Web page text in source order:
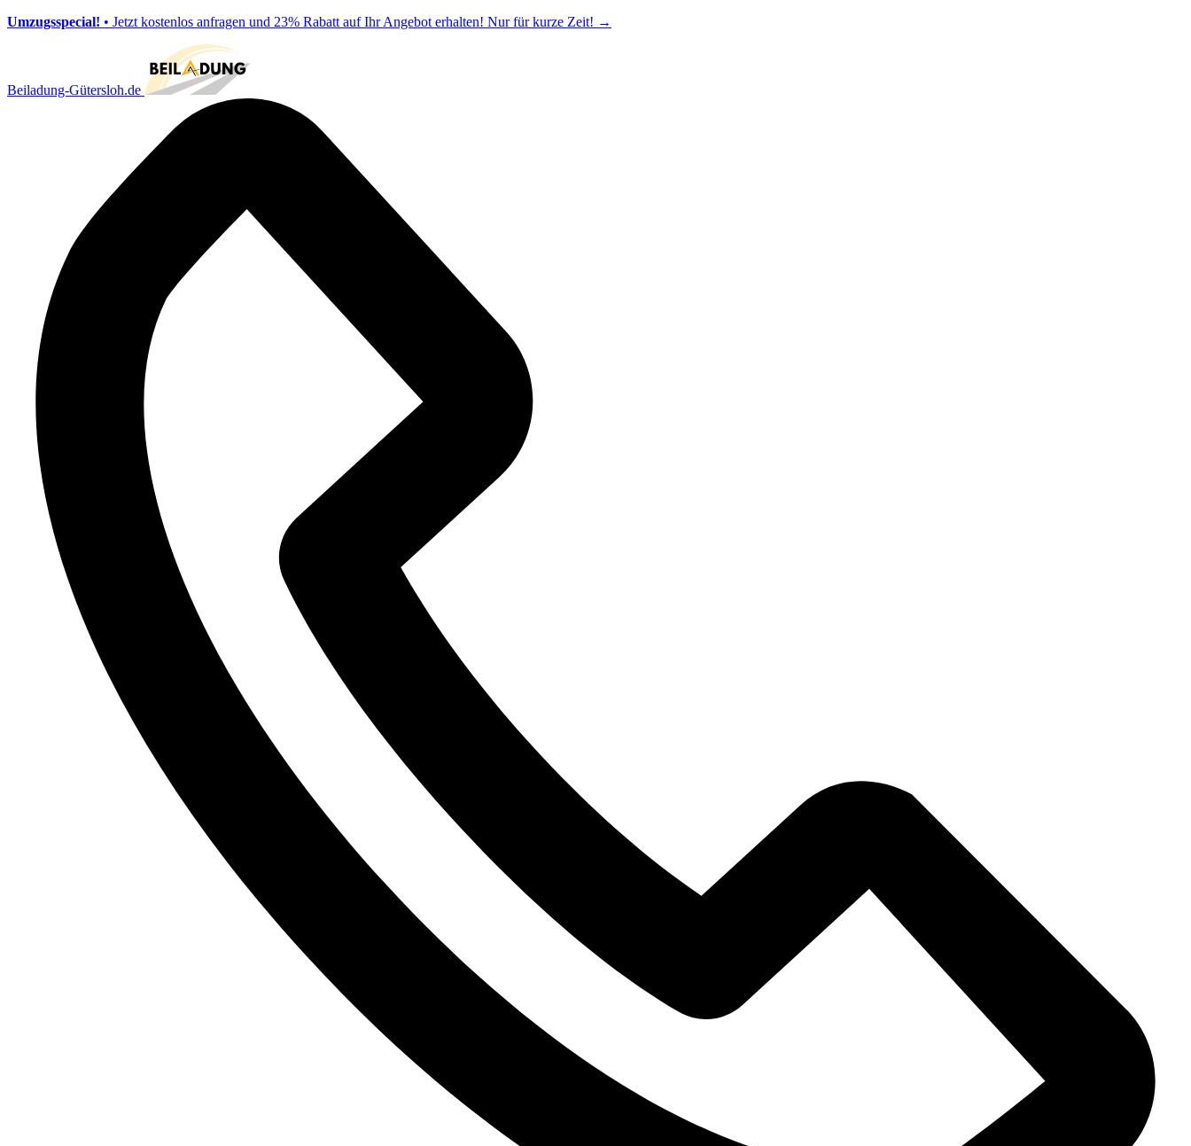
Umzugsspecial! • Jetzt kostenlos anfragen und 23% Rabatt auf Ihr Angebot erhalten! Nur für kurze Zeit! →
Beiladung-Gütersloh.de